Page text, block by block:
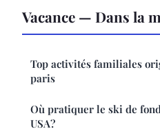
Vacance — Dans la
Top activités familiales
paris
Où pratiquer le ski de
USA?